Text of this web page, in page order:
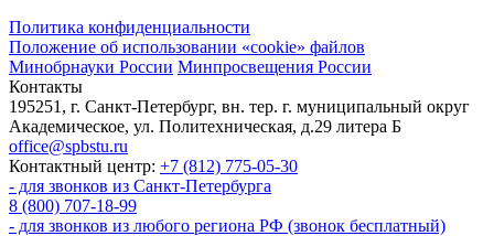
Политика конфиденциальности
Положение об использовании «cookie» файлов
Минобрнауки России Минпросвещения России
Контакты
195251, г. Санкт-Петербург, вн. тер. г. муниципальный округ
Академическое, ул. Политехническая, д.29 литера Б
office@spbstu.ru
Контактный центр: +7 (812) 775-05-30
- для звонков из Санкт-Петербурга
8 (800) 707-18-99
- для звонков из любого региона РФ (звонок бесплатный)